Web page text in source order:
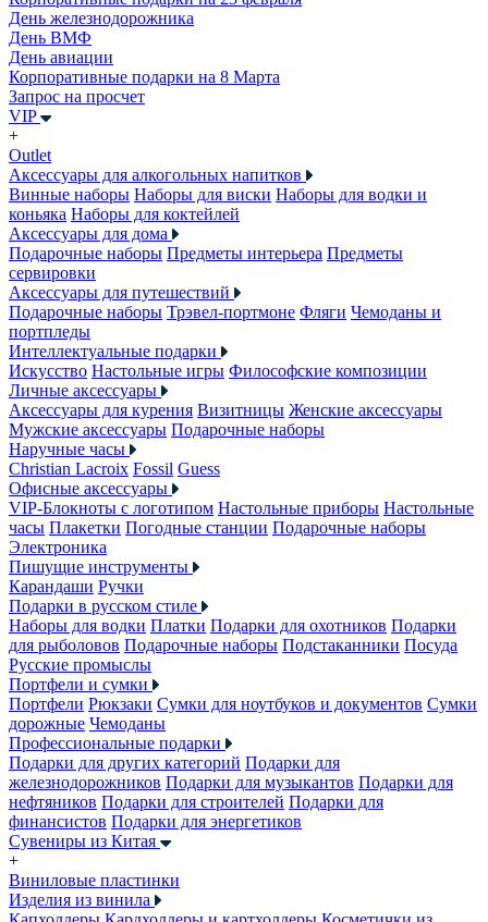
День железнодорожника
День ВМФ
День авиации
Корпоративные подарки на 8 Марта
Запрос на просчет
VIP
+
Outlet
Аксессуары для алкогольных напитков
Винные наборы Наборы для виски Наборы для водки и
коньяка Наборы для коктейлей
Аксессуары для дома
Подарочные наборы Предметы интерьера Предметы
сервировки
Аксессуары для путешествий
Подарочные наборы Трэвел-портмоне Фляги Чемоданы и
портпледы
Интеллектуальные подарки
Искусство Настольные игры Философские композиции
Личные аксессуары
Аксессуары для курения Визитницы Женские аксессуары
Мужские аксессуары Подарочные наборы
Наручные часы
Christian Lacroix Fossil Guess
Офисные аксессуары
VIP-Блокноты с логотипом Настольные приборы Настольные
часы Плакетки Погодные станции Подарочные наборы
Электроника
Пишущие инструменты
Карандаши Ручки
Подарки в русском стиле
Наборы для водки Платки Подарки для охотников Подарки
для рыболовов Подарочные наборы Подстаканники Посуда
Русские промыслы
Портфели и сумки
Портфели Рюкзаки Сумки для ноутбуков и документов Сумки
дорожные Чемоданы
Профессиональные подарки
Подарки для других категорий Подарки для
железнодорожников Подарки для музыкантов Подарки для
нефтяников Подарки для строителей Подарки для
финансистов Подарки для энергетиков
Сувениры из Китая
+
Виниловые пластинки
Изделия из винила